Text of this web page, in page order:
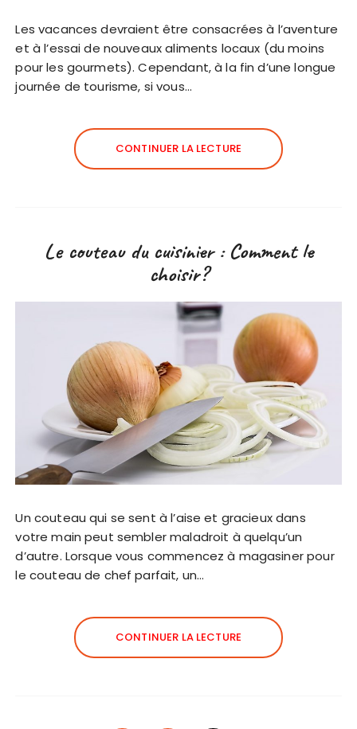
Les vacances devraient être consacrées à l’aventure
et à l’essai de nouveaux aliments locaux (du moins
pour les gourmets). Cependant, à la fin d’une longue
journée de tourisme, si vous…
CONTINUER LA LECTURE
Le couteau du cuisinier : Comment le
choisir?
Un couteau qui se sent à l’aise et gracieux dans
votre main peut sembler maladroit à quelqu’un
d’autre. Lorsque vous commencez à magasiner pour
le couteau de chef parfait, un…
CONTINUER LA LECTURE